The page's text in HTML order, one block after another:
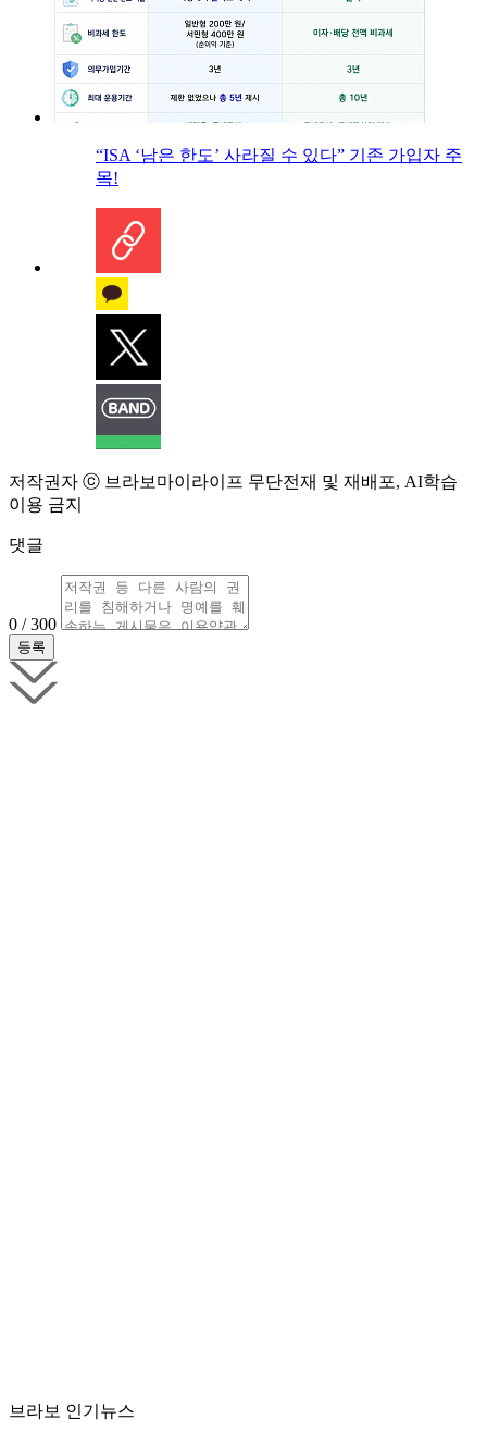
“ISA ‘남은 한도’ 사라질 수 있다” 기존 가입자 주
목!
저작권자 ⓒ 브라보마이라이프 무단전재 및 재배포, AI학습
이용 금지
댓글
0 / 300
브라보 인기뉴스